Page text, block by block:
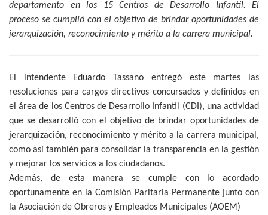
departamento en los 15 Centros de Desarrollo Infantil. El
proceso se cumplió con el objetivo de brindar oportunidades de
jerarquización, reconocimiento y mérito a la carrera municipal.
El intendente Eduardo Tassano entregó este martes las
resoluciones para cargos directivos concursados y definidos en
el área de los Centros de Desarrollo Infantil (CDI), una actividad
que se desarrolló con el objetivo de brindar oportunidades de
jerarquización, reconocimiento y mérito a la carrera municipal,
como así también para consolidar la transparencia en la gestión
y mejorar los servicios a los ciudadanos.
Además, de esta manera se cumple con lo acordado
oportunamente en la Comisión Paritaria Permanente junto con
la Asociación de Obreros y Empleados Municipales (AOEM)